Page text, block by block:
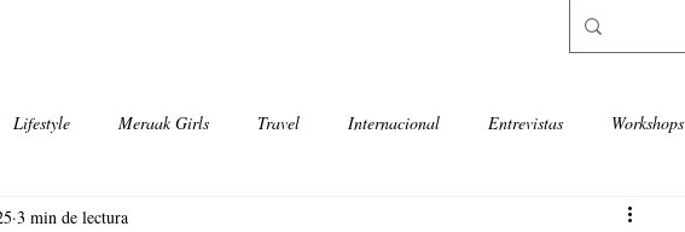
Lifestyle Meraak Girls Travel Internacional Entrevistas Workshops
3 min de lectura